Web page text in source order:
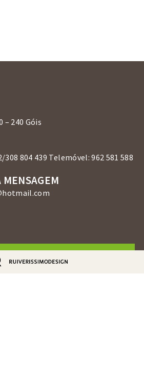
– 240 Góis
308 804 439 Telemóvel: 962 581 588